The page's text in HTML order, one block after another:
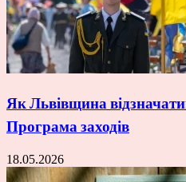
Як Львівщина
Програма заходів
18.05.2026